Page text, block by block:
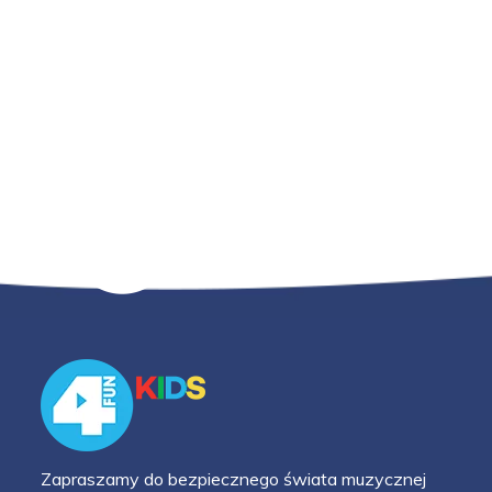
Zapraszamy do bezpiecznego świata muzycznej